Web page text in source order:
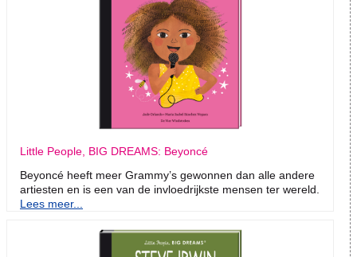
Little People, BIG DREAMS: Beyoncé
Beyoncé heeft meer Grammy’s gewonnen dan alle andere
artiesten en is een van de invloedrijkste mensen ter wereld.
Lees meer...